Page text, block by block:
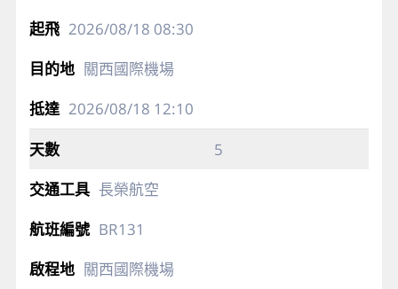
2026/08/18 08:30
關西國際機場
2026/08/18 12:10
5
長榮航空
BR131
關西國際機場